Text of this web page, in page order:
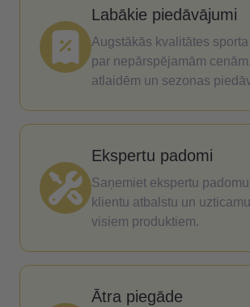
Labākie piedāvājumi
Augstākās kvalitātes
par nepārspējamām
atlaidēm un sezonas
Ekspertu padomi
Saņemiet ekspertu
klientu atbalstu un
visiem produktiem.
Ātra piegāde